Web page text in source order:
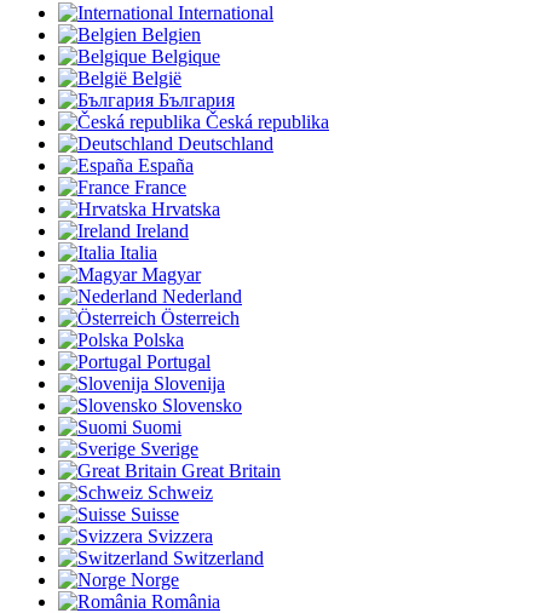
International
Belgien
Belgique
België
България
Česká republika
Deutschland
España
France
Hrvatska
Ireland
Italia
Magyar
Nederland
Österreich
Polska
Portugal
Slovenija
Slovensko
Suomi
Sverige
Great Britain
Schweiz
Suisse
Svizzera
Switzerland
Norge
România